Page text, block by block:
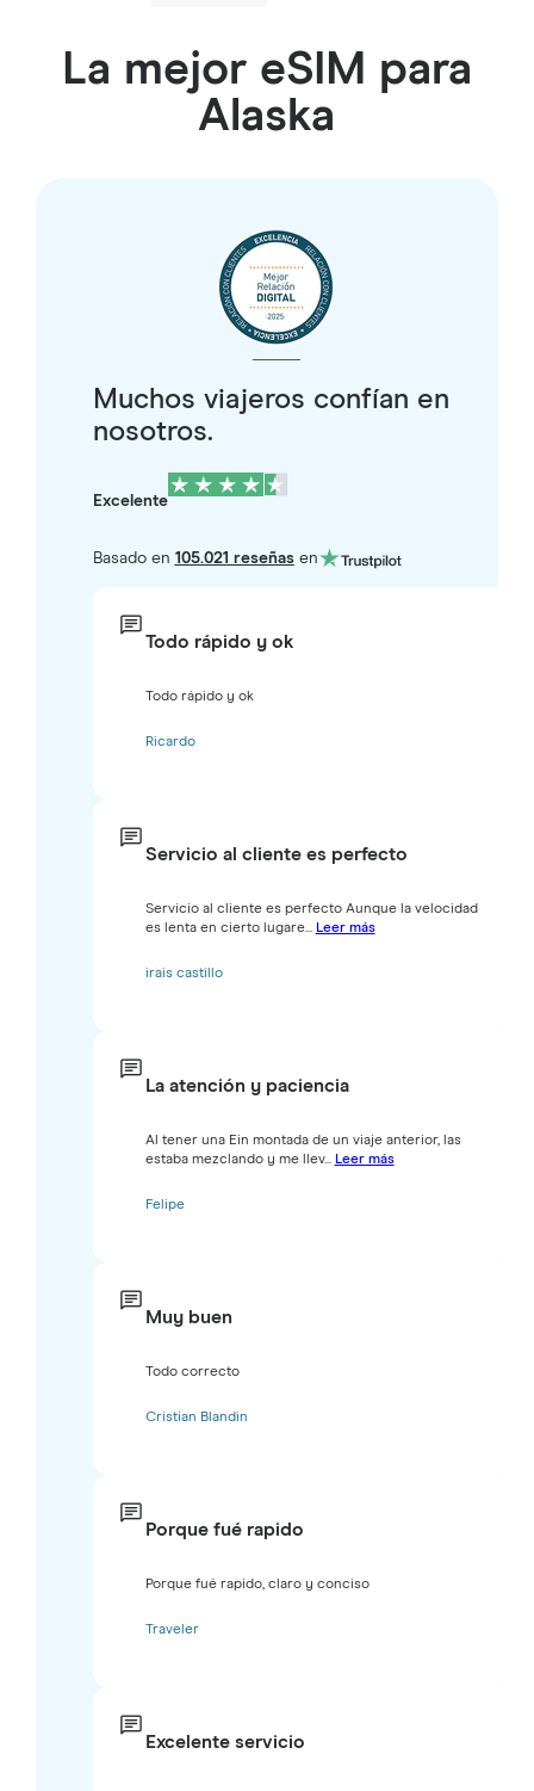
La mejor eSIM para
Alaska
Muchos viajeros confían en
nosotros.
Excelente
Basado en 105.021 reseñasen
Todo rápido y ok
Todo rápido y ok
Ricardo
Servicio al cliente es perfecto
Servicio al cliente es perfecto Aunque la velocidad
es lenta en cierto lugare... Leer más
irais castillo
La atención y paciencia
Al tener una Ein montada de un viaje anterior, las
estaba mezclando y me llev... Leer más
Felipe
Muy buen
Todo correcto
Cristian Blandin
Porque fué rapido
Porque fué rapido, claro y conciso
Traveler
Excelente servicio